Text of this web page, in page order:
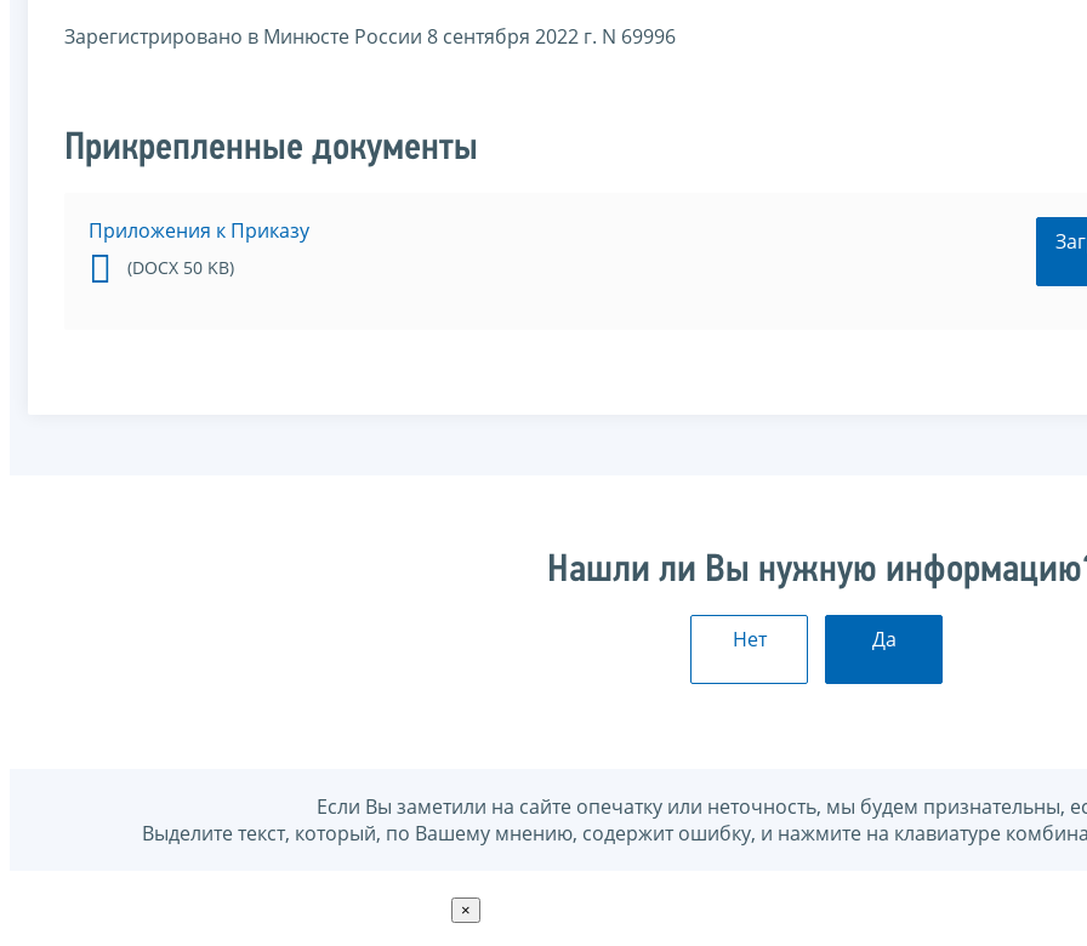
Зарегистрировано в Минюсте России 8 сентября 2022 г. N 69996
Прикрепленные документы
Приложения к Приказу
(DOCX 50 KB)
Нашли ли Вы нужную
Нет Да
Если Вы заметили на сайте опечатку или неточность, мы будем признательны,
Выделите текст, который, по Вашему мнению, содержит ошибку, и нажмите на клавиатуре
×